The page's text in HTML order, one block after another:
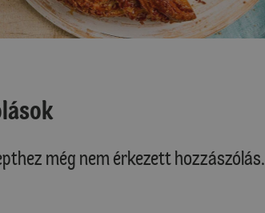
még nem érkezett hozzászólás.